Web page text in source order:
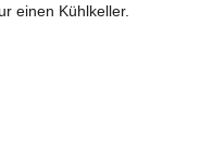
einen Kühlkeller.